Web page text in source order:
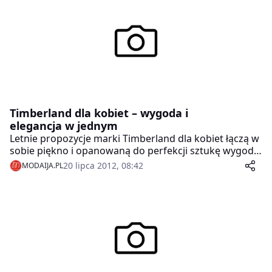
także najnowszej kampanii marki PRIMAMODA
„Classico è Bello!”, która kusi niewymuszonym stylem i
Timberland dla kobiet – wygoda i
elegancja w jednym
Letnie propozycje marki Timberland dla kobiet łączą w
sobie piękno i opanowaną do perfekcji sztukę wygody,
bezpieczeństwa oraz ekologii. Wszystkie buty zostały
zaprojektowane tak, by ich użytkowniczki czuły się w
MODAIJA.PL20 lipca 2012, 08:42